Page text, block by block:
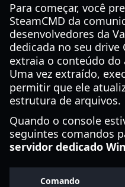
Para começar, você
SteamCMD da
desenvolvedores da
dedicada no seu drive
extraia o conteúdo do
Uma vez extraído,
permitir que ele
estrutura de arquivos.
Quando o console
seguintes comandos
servidor dedicado
Comando